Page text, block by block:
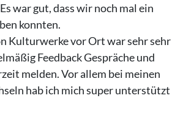
war gut, dass wir noch mal ein
konnten.
Kulturwerke vor Ort war sehr sehr
Feedback Gespräche und
melden. Vor allem bei meinen
hab ich mich super unterstützt